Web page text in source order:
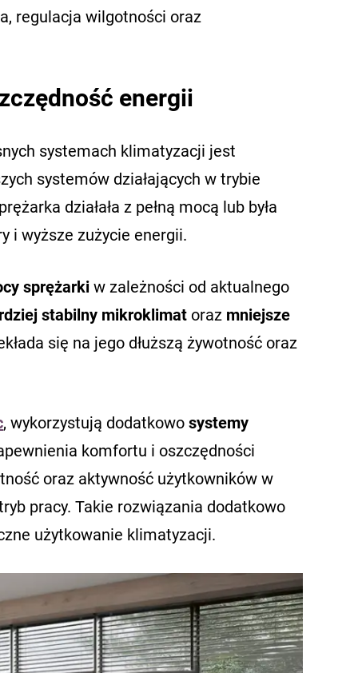
regulacja wilgotności oraz
energii
systemach klimatyzacji jest
systemów działających w trybie
działała z pełną mocą lub była
i wyższe zużycie energii.
sprężarki w zależności od aktualnego
stabilny mikroklimat oraz mniejsze
się na jego dłuższą żywotność oraz
, wykorzystują dodatkowo systemy
komfortu i oszczędności
oraz aktywność użytkowników w
pracy. Takie rozwiązania dodatkowo
użytkowanie klimatyzacji.